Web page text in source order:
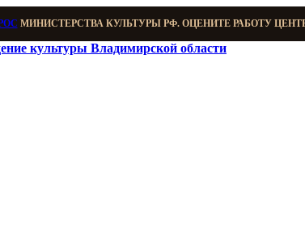
МИНИСТЕРСТВА КУЛЬТУРЫ РФ. ОЦЕНИТЕ РАБОТУ
культуры Владимирской области